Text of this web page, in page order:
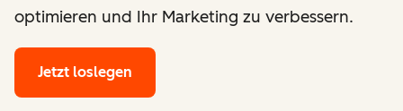
optimieren und Ihr Marketing zu verbessern.
Jetzt loslegen